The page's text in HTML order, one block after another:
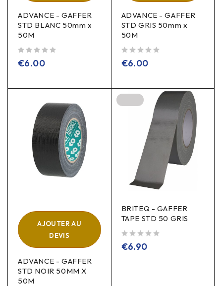
ADVANCE - GAFFER
STD BLANC 50mm x
50M
€6.00
ADVANCE - GAFFER
STD GRIS 50mm x
50M
€6.00
AJOUTER AU
DEVIS
ADVANCE - GAFFER
STD NOIR 50MM X
50M
BRITEQ - GAFFER
TAPE STD 50 GRIS
€6.90